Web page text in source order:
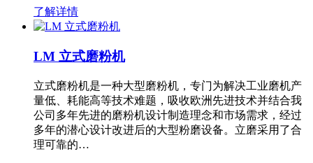
了解详情
LM 立式磨粉机
立式磨粉机是一种大型磨粉机，专门为解决工业磨机产
量低、耗能高等技术难题，吸收欧洲先进技术并结合我
公司多年先进的磨粉机设计制造理念和市场需求，经过
多年的潜心设计改进后的大型粉磨设备。立磨采用了合
理可靠的…